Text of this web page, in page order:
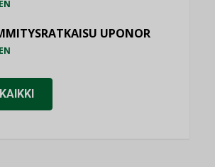
UPONOR